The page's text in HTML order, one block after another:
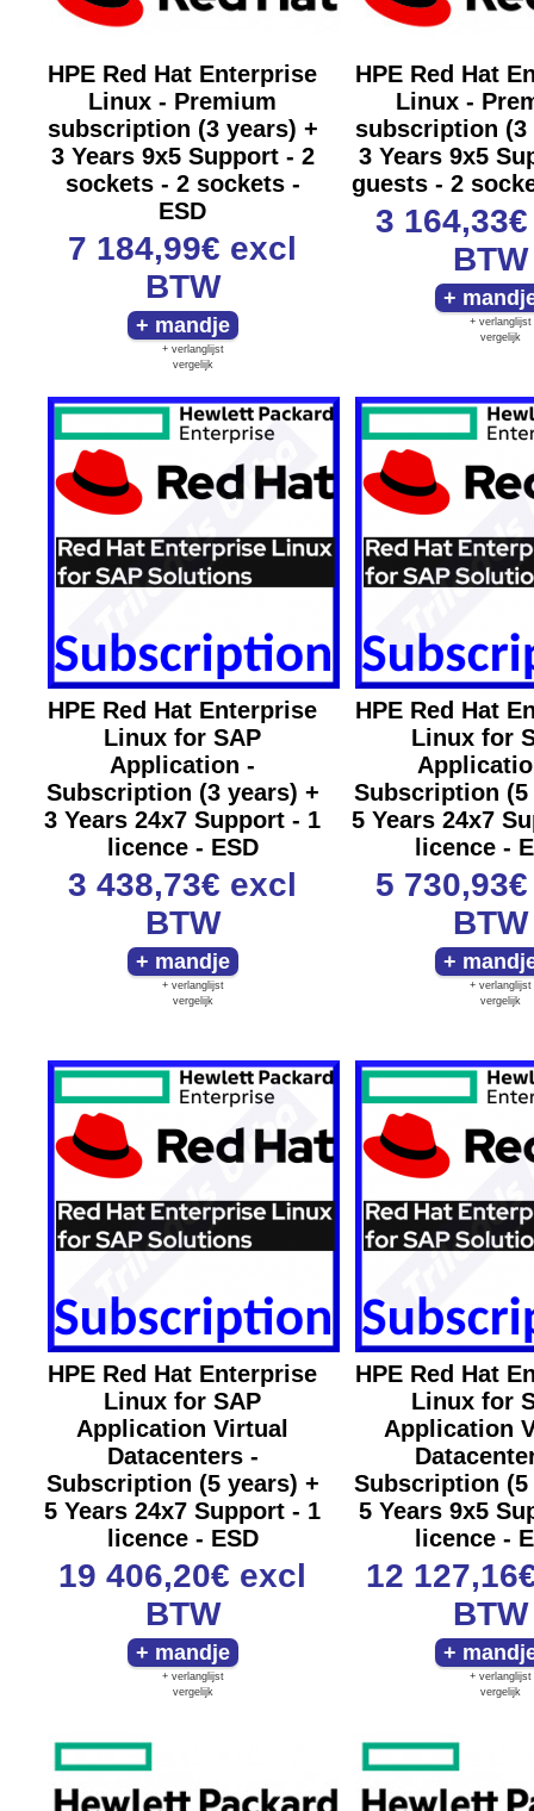
HPE Red Hat Enterprise
Linux - Premium
subscription (3 years) +
3 Years 9x5 Support - 2
sockets - 2 sockets -
ESD
7 184,99€ excl
BTW
+ verlanglijst
vergelijk
HPE Red Hat
Linux -
subscription (3
3 Years 9x5
guests - 2
3
BTW
+ verlanglijst
vergelijk
HPE Red Hat Enterprise
Linux for SAP
Application -
Subscription (3 years) +
3 Years 24x7 Support - 1
licence - ESD
3 438,73€ excl
BTW
+ verlanglijst
vergelijk
HPE Red Hat
Linux for
Subscription (5
5 Years 24x7
licence -
5
BTW
+ verlanglijst
vergelijk
HPE Red Hat Enterprise
Linux for SAP
Application Virtual
Datacenters -
Subscription (5 years) +
5 Years 24x7 Support - 1
licence - ESD
19 406,20€ excl
BTW
+ verlanglijst
vergelijk
HPE Red Hat
Linux for
Application
Subscription (5
5 Years 9x5
licence -
12
BTW
+ verlanglijst
vergelijk